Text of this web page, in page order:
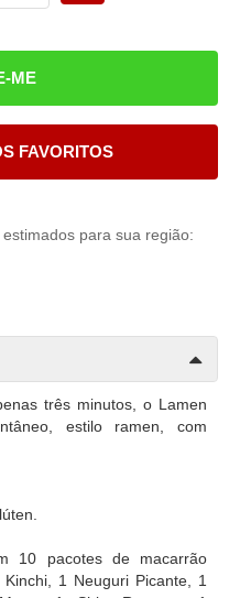
ME
FAVORITOS
para sua região:
três minutos, o Lamen
estilo ramen, com
10 pacotes de macarrão
1 Neuguri Picante, 1